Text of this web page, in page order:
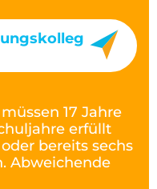
17 Jahre
erfüllt
bereits sechs
Abweichende